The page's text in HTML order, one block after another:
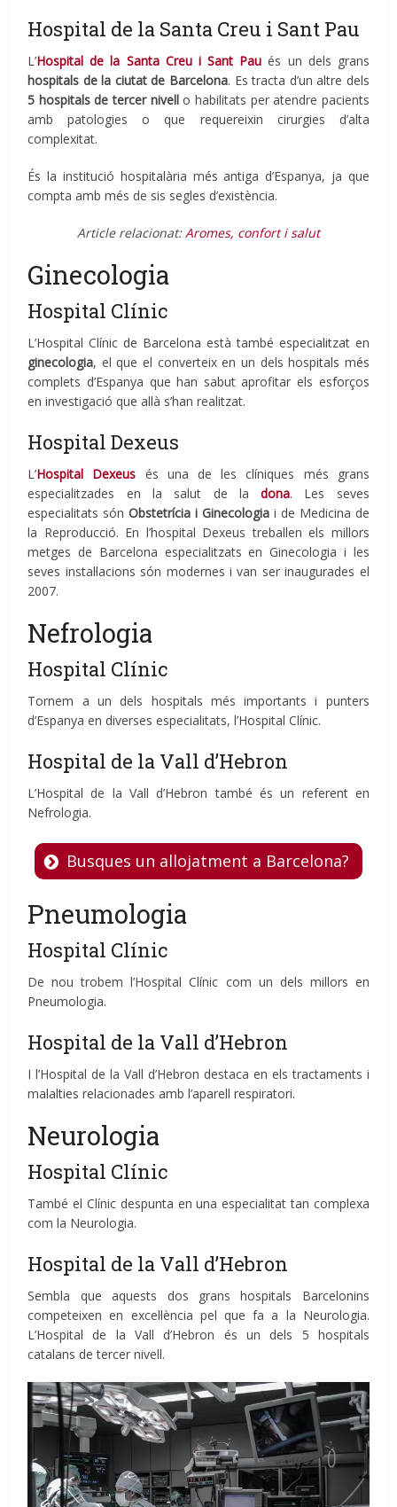
Hospital de la Santa Creu i Sant Pau
L’Hospital de la Santa Creu i Sant Pau és un dels grans
hospitals de la ciutat de Barcelona. Es tracta d’un altre dels
5 hospitals de tercer nivello habilitats per atendre pacients
amb patologies o que requereixin cirurgies d’alta
complexitat.
És la institució hospitalària més antiga d’Espanya, ja que
compta amb més de sis segles d’existència.
Article relacionat:Aromes, confort i salut
Ginecologia
Hospital Clínic
L’Hospital Clínic de Barcelona està també especialitzat en
ginecologia, el que el converteix en un dels hospitals més
complets d’Espanya que han sabut aprofitar els esforços
en investigació que allà s’han realitzat.
Hospital Dexeus
L’Hospital Dexeus és una de les clíniques més grans
especialitzades en la salut de ladona. Les seves
especialitats sónObstetrícia i Ginecologia i de Medicina de
la Reproducció. En l’hospital Dexeus treballen els millors
metges de Barcelona especialitzats en Ginecologia i les
seves instal·lacions són modernes i van ser inaugurades el
2007.
Nefrologia
Hospital Clínic
Tornem a un dels hospitals més importants i punters
d’Espanya en diverses especialitats, l’Hospital Clínic.
Hospital de la Vall d’Hebron
L’Hospital de la Vall d’Hebron també és un referent en
Nefrologia.
Busques un allojatment a Barcelona?
Pneumologia
Hospital Clínic
De nou trobem l’Hospital Clínic com un dels millors en
Pneumologia.
Hospital de la Vall d’Hebron
I l’Hospital de la Vall d’Hebron destaca en els tractaments i
malalties relacionades amb l’aparell respiratori.
Neurologia
Hospital Clínic
També el Clínic despunta en una especialitat tan complexa
com la Neurologia.
Hospital de la Vall d’Hebron
Sembla que aquests dos grans hospitals Barcelonins
competeixen en excel·lència pel que fa a la Neurologia.
L’Hospital de la Vall d’Hebron és un dels 5 hospitals
catalans de tercer nivell.